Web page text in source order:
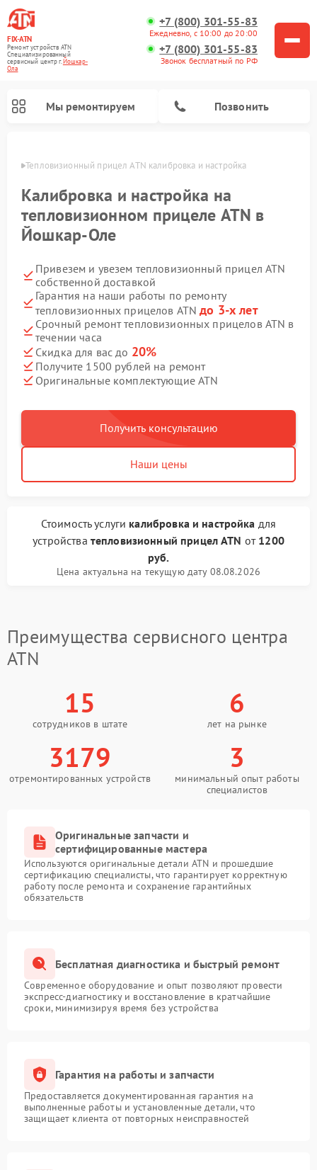
FIX-ATN
Ремонт устройств ATN
Специализированный
cервисный центр г.Йошкар-
Ола
+7 (800) 301-55-83
Ежедневно, с 10:00 до 20:00
+7 (800) 301-55-83
Звонок бесплатный по РФ
Мы ремонтируем Позвонить
Оле Тепловизионный прицел ATN калибровка и настройка
Калибровка и настройка на
тепловизионном прицеле ATN в
Йошкар-Оле
Привезем и увезем тепловизионный прицел ATN
собственной доставкой
Гарантия на наши работы по ремонту
тепловизионных прицелов ATNдо 3-х лет
Срочный ремонт тепловизионных прицелов ATN в
течении часа
Скидка для вас до 20%
Получите 1500 рублей на ремонт
Оригинальные комплектующие ATN
Получить консультацию
Наши цены
Стоимость услуги калибровка и настройка для
устройства тепловизионный прицел ATN от 1200
руб.
Цена актуальна на текущую дату 08.08.2026
Преимущества сервисного центра
ATN
15
сотрудников в штате
6
лет на рынке
3179
отремонтированных устройств
3
минимальный опыт работы
специалистов
Оригинальные запчасти и
сертифицированные мастера
Используются оригинальные детали ATN и прошедшие
сертификацию специалисты, что гарантирует корректную
работу после ремонта и сохранение гарантийных
обязательств
Бесплатная диагностика и быстрый ремонт
Современное оборудование и опыт позволяют провести
экспресс-диагностику и восстановление в кратчайшие
сроки, минимизируя время без устройства
Гарантия на работы и запчасти
Предоставляется документированная гарантия на
выполненные работы и установленные детали, что
защищает клиента от повторных неисправностей